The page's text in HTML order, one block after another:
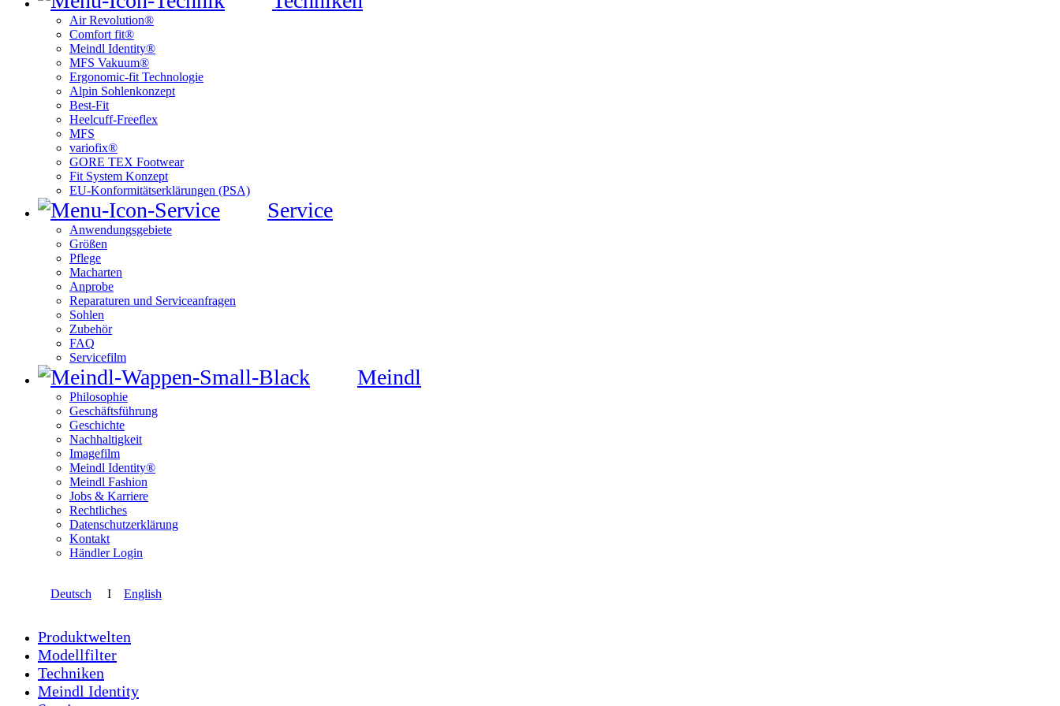
Air Revolution®
Comfort fit®
Meindl Identity®
MFS Vakuum®
Ergonomic-fit Technologie
Alpin Sohlenkonzept
Best-Fit
Heelcuff-Freeflex
MFS
variofix®
GORE TEX Footwear
Fit System Konzept
EU-Konformitätserklärungen (PSA)
Service
Anwendungsgebiete
Größen
Pflege
Macharten
Anprobe
Reparaturen und Serviceanfragen
Sohlen
Zubehör
FAQ
Servicefilm
Meindl
Philosophie
Geschäftsführung
Geschichte
Nachhaltigkeit
Imagefilm
Meindl Identity®
Meindl Fashion
Jobs & Karriere
Rechtliches
Datenschutzerklärung
Kontakt
Händler Login
Deutsch I English
Produktwelten
Modellfilter
Techniken
Meindl Identity